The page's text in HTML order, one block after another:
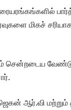
மிகச்
சென்றடைய
ஆர்.வி